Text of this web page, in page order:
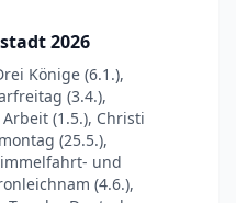
2026
Könige (6.1.),
(3.4.),
(1.5.), Christi
(25.5.),
und
(4.6.),